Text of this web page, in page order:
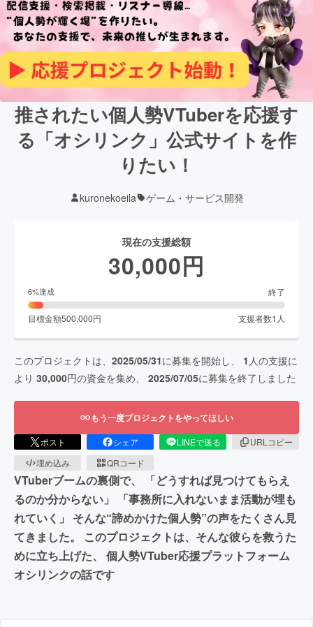
推されたい個人勢VTuberを応援す
る「オシリンク」公式サイトを作
りたい！
kuronekoeila ゲーム・サービス開発
現在の支援総額
30,000円
6%達成 終了
目標金額500,000円 支援者数1 人
このプロジェクトは、 2025/05/31に募集を開始し、 1 人の支援に
より 30,000円の資金を集め、 2025/07/05に募集を終了しました
もう一度プロジェクトをやってほしい
ポスト シェア LINEで送る
URLコピー
埋め込み
QRコード
VTuberブームの裏側で、 「どうすれば見つけてもらえ
るのか分からない」 「事務所に入れないまま活動が埋も
れていく」 そんな“諦めかけた個人勢”の声をたくさん見
てきました。 このプロジェクトは、そんな彼らを救うた
めに立ち上げた、 個人勢VTuber応援プラットフォーム
オシリンクの話です